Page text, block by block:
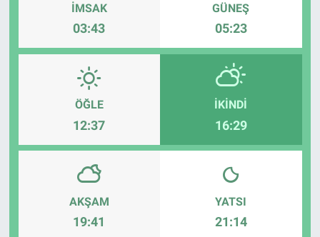
İMSAK
03:43
GÜNEŞ
05:23
ÖĞLE
12:37
İKINDI
16:29
AKŞAM
19:41
YATSI
21:14